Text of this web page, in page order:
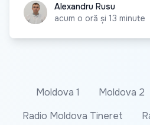
Alexandru Rusu
Alexandru Rusu
acum o oră și 13 minute
Moldova 1 Moldova 2
Radio Moldova Tineret